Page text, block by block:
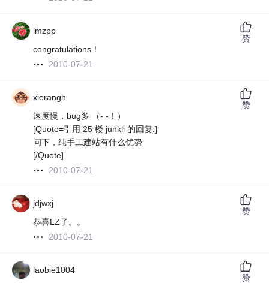
lmzpp
congratulations！
2010-07-21
赞
xierangh
速度慢，bug多 （- -！）
[Quote=引用 25 楼 junkli 的回复:]
问下，纯手工建站有什么优势
[/Quote]
2010-07-21
赞
jdjwxj
恭喜LZ了。。
2010-07-21
赞
laobie1004
赞